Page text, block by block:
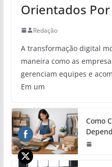
Orientados
Redação
A transformação digital
maneira como as
gerenciam equipes e
Em um
Como